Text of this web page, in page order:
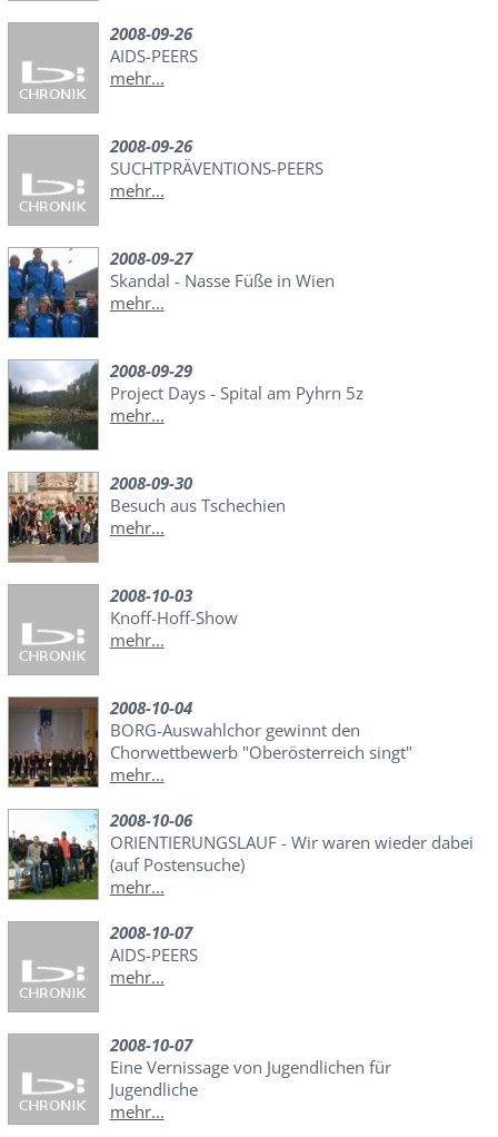
2008-09-26
AIDS-PEERS
mehr...
2008-09-26
SUCHTPRÄVENTIONS-PEERS
mehr...
2008-09-27
Skandal - Nasse Füße in Wien
mehr...
2008-09-29
Project Days - Spital am Pyhrn 5z
mehr...
2008-09-30
Besuch aus Tschechien
mehr...
2008-10-03
Knoff-Hoff-Show
mehr...
2008-10-04
BORG-Auswahlchor gewinnt den
Chorwettbewerb "Oberösterreich singt"
mehr...
2008-10-06
ORIENTIERUNGSLAUF - Wir waren wieder dabei
(auf Postensuche)
mehr...
2008-10-07
AIDS-PEERS
mehr...
2008-10-07
Eine Vernissage von Jugendlichen für
Jugendliche
mehr...